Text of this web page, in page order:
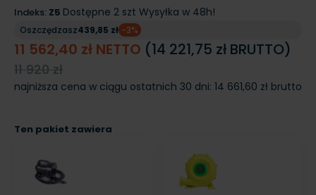
Indeks: Z5 Dostępne 2 szt Wysyłka w 48h!
Oszczędzasz439,85 zł -3%
11 562,40 zł NETTO (14 221,75 zł BRUTTO)
11 920 zł
najniższa cena w ciągu ostatnich 30 dni: 14 661,60 zł brutto
Ten pakiet zawiera